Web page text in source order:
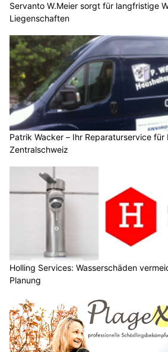
Servanto W.Meier sorgt für langfristige
Liegenschaften
Patrik Wacker – Ihr Reparaturservice
Zentralschweiz
Holling Services: Wasserschäden
Planung